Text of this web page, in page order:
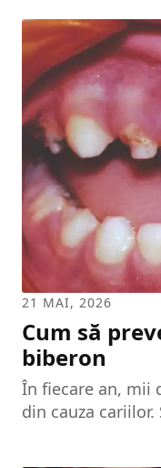
digestive fiind
poate da
gălbenuș de ou
înnegrirea
alimente, de
la 7-8 luni,
21 MAI, 2026
Cum să
biberon
În fiecare an, mii
din cauza